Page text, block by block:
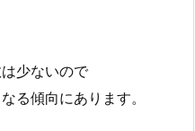
少ないので
る傾向にあります。